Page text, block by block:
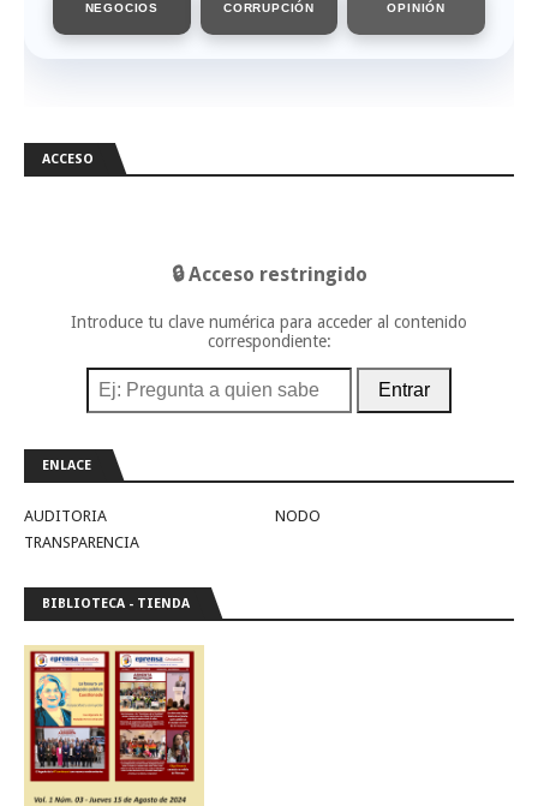
NEGOCIOS CORRUPCIÓN OPINIÓN
ACCESO
🔒 Acceso restringido
Introduce tu clave numérica para acceder al contenido
correspondiente:
Entrar
ENLACE
AUDITORIA
NODO
TRANSPARENCIA
BIBLIOTECA - TIENDA